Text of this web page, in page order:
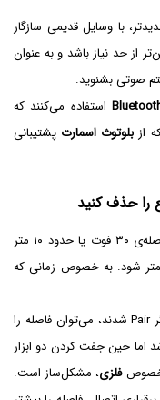
با وسایل قدیمی سازگار
از حد نیاز باشد و به عنوان
صوتی بشنوید.
استفاده می‌کنند که
از بلوتوث اسمارت پشتیبانی
را حذف کنید
برای پوشش فاصله‌ی ۳۰ فوت یا حدود ۱۰ متر
شود. به خصوص زمانی که
معمولاً پس از اینکه دو وسیله‌ی بلوتوثی با یکدیگر Pair شدند، می‌توان فاصله را
اما حین جفت کردن دو ابزار
خصوصفلزی، مشکل‌ساز است.